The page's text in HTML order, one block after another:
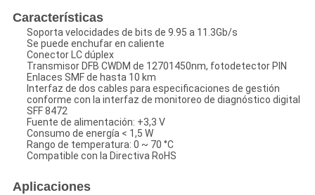
Características
Soporta velocidades de bits de 9.95 a 11.3Gb/s
Se puede enchufar en caliente
Conector LC dúplex
Transmisor DFB CWDM de 12701450nm, fotodetector PIN
Enlaces SMF de hasta 10 km
Interfaz de dos cables para especificaciones de gestión
conforme con la interfaz de monitoreo de diagnóstico digital
SFF 8472
Fuente de alimentación: +3,3 V
Consumo de energía < 1,5 W
Rango de temperatura: 0 ~ 70 °C
Compatible con la Directiva RoHS
Aplicaciones